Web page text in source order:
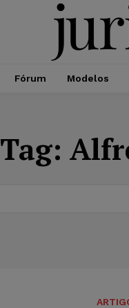
Fórum Modelos
Tag: